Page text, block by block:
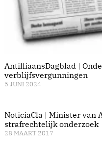
AntilliaansDagblad |
verblijfsvergunningen
5 JUNI 2024
NoticiaCla | Minister van
strafrechtelijk onderzoek
28 MAART 2017